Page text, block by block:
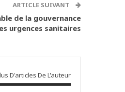
ARTICLE SUIVANT
de la gouvernance
urgences sanitaires
D'articles De L'auteur